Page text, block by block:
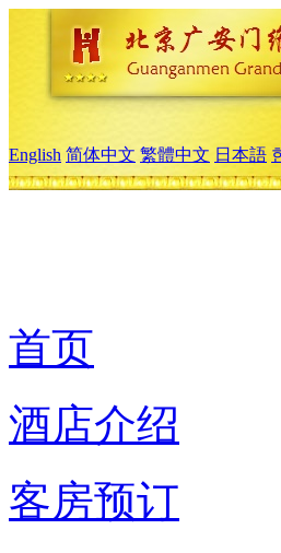
English 简体中文 繁體中文 日本語
首页
酒店介绍
客房预订